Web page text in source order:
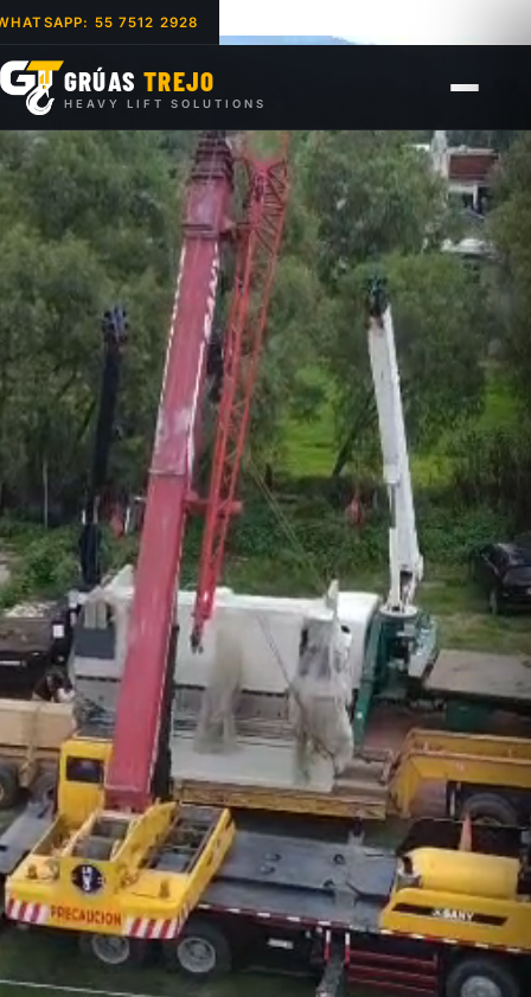
55 7512 2928
GRÚAS TREJO
HEAVY LIFT SOLUTIONS